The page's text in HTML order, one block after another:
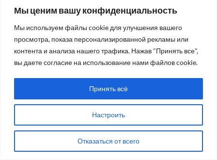
Мы ценим вашу конфиденциальность
Мы используем файлы cookie для улучшения вашего
просмотра, показа персонализированной рекламы или
контента и анализа нашего трафика. Нажав "Принять все",
вы даете согласие на использование нами файлов cookie.
Настроить
Отказаться от всего
Принять всё
83 (15784), 6 августа 2026 г.
06.08.2026
КАЛЕНДАРЬ ПУБЛИКАЦИЙ
Июнь 2019